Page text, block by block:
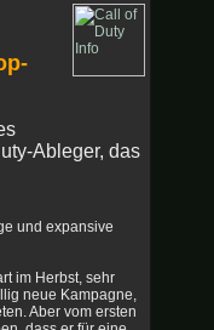
Ableger, das
und expansive
im Herbst, sehr
neue Kampagne,
Aber vom ersten